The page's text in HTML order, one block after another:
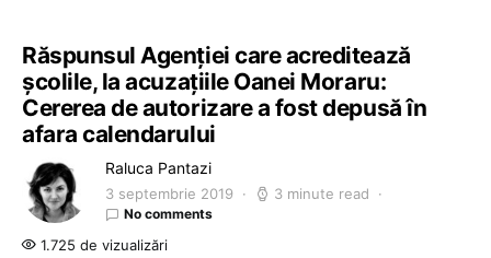
Răspunsul Agenției care acreditează
școlile, la acuzațiile Oanei Moraru:
Cererea de autorizare a fost depusă în
afara calendarului
Raluca Pantazi
3 septembrie 2019 3 minute read
No comments
1.725 de vizualizări